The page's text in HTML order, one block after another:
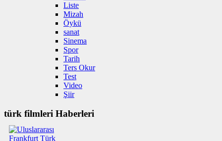
Liste
Mizah
Öykü
sanat
Sinema
Spor
Tarih
Ters Okur
Test
Video
Şiir
türk filmleri Haberleri